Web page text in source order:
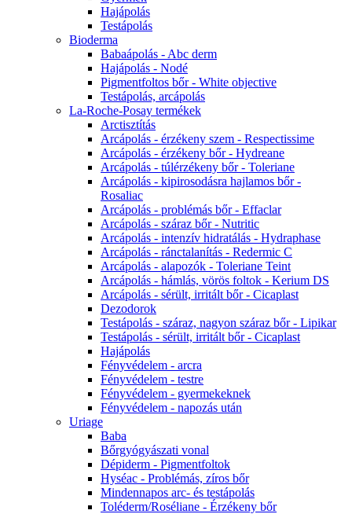
Hajápolás
Testápolás
Bioderma
Babaápolás - Abc derm
Hajápolás - Nodé
Pigmentfoltos bőr - White objective
Testápolás, arcápolás
La-Roche-Posay termékek
Arctisztítás
Arcápolás - érzékeny szem - Respectissime
Arcápolás - érzékeny bőr - Hydreane
Arcápolás - túlérzékeny bőr - Toleriane
Arcápolás - kipirosodásra hajlamos bőr -
Rosaliac
Arcápolás - problémás bőr - Effaclar
Arcápolás - száraz bőr - Nutritic
Arcápolás - intenzív hidratálás - Hydraphase
Arcápolás - ránctalanítás - Redermic C
Arcápolás - alapozók - Toleriane Teint
Arcápolás - hámlás, vörös foltok - Kerium DS
Arcápolás - sérült, irritált bőr - Cicaplast
Dezodorok
Testápolás - száraz, nagyon száraz bőr - Lipikar
Testápolás - sérült, irritált bőr - Cicaplast
Hajápolás
Fényvédelem - arcra
Fényvédelem - testre
Fényvédelem - gyermekeknek
Fényvédelem - napozás után
Uriage
Baba
Bőrgyógyászati vonal
Dépiderm - Pigmentfoltok
Hyséac - Problémás, zíros bőr
Mindennapos arc- és testápolás
Toléderm/Roséliane - Érzékeny bőr